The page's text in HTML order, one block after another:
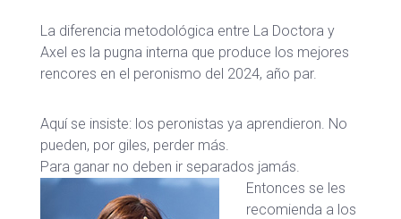
La diferencia metodológica entre La Doctora y
Axel es la pugna interna que produce los mejores
rencores en el peronismo del 2024, año par.
Aquí se insiste: los peronistas ya aprendieron. No
pueden, por giles, perder más.
Para ganar no deben ir separados jamás.
Entonces se les
recomienda a los